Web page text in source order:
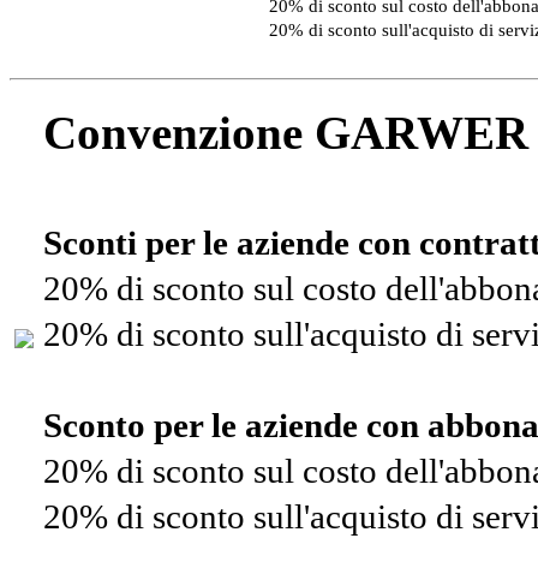
20% di sconto sul costo
20% di sconto sull'acquisto di
Convenzione
Sconti per le aziende con
20% di sconto sul costo
20% di sconto sull'acquisto di
Sconto per le aziende con
20% di sconto sul costo
20% di sconto sull'acquisto di